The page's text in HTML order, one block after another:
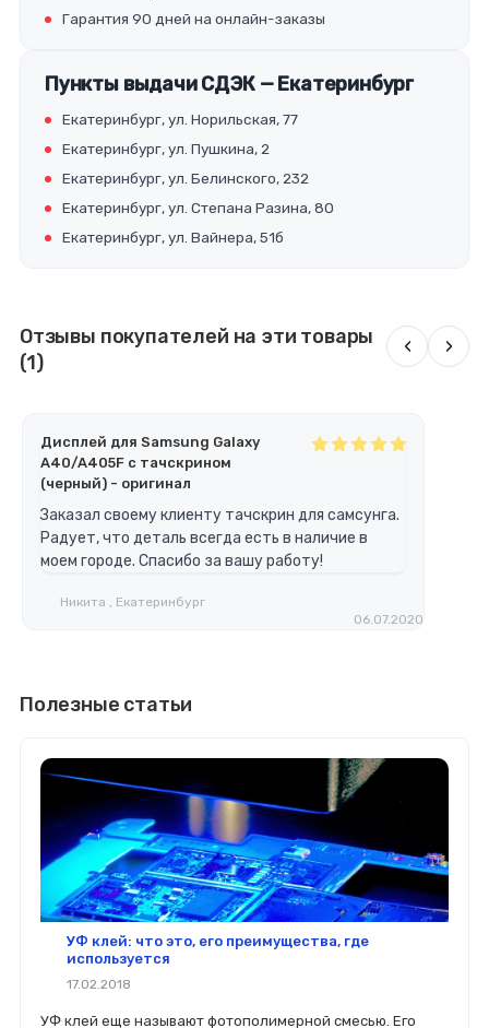
Гарантия 90 дней на онлайн-заказы
Пункты выдачи СДЭК — Екатеринбург
Екатеринбург, ул. Норильская, 77
Екатеринбург, ул. Пушкина, 2
Екатеринбург, ул. Белинского, 232
Екатеринбург, ул. Степана Разина, 80
Екатеринбург, ул. Вайнера, 51б
Отзывы покупателей на эти товары
(1)
‹ ›
Дисплей для Samsung Galaxy
A40/A405F с тачскрином
(черный) - оригинал
Заказал своему клиенту тачскрин для самсунга.
Радует, что деталь всегда есть в наличие в
моем городе. Спасибо за вашу работу!
Никита , Екатеринбург
06.07.2020
Полезные статьи
УФ клей: что это, его преимущества, где
используется
17.02.2018
УФ клей еще называют фотополимерной смесью. Его